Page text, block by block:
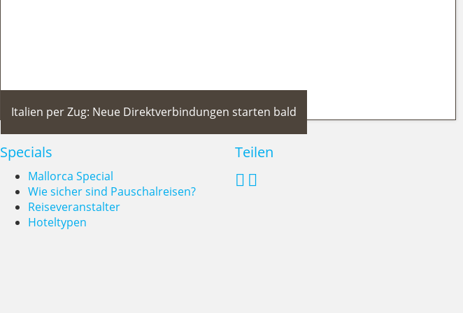
Italien per Zug: Neue Direktverbindungen starten bald
Specials
Mallorca Special
Wie sicher sind Pauschalreisen?
Reiseveranstalter
Hoteltypen
Teilen